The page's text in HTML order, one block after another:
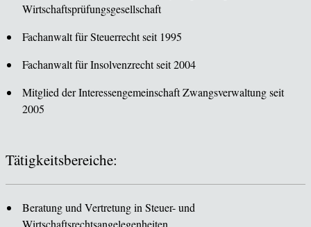
Wirtschaftsprüfungsgesellschaft
Fachanwalt für Steuerrecht seit 1995
Fachanwalt für Insolvenzrecht seit 2004
Mitglied der Interessengemeinschaft Zwangsverwaltung seit
2005
Tätigkeitsbereiche:
Beratung und Vertretung in Steuer- und
Wirtschaftsrechtsangelegenheiten